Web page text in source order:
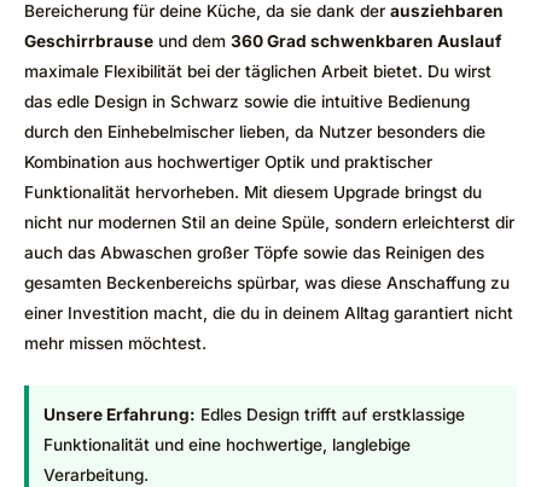
Bereicherung für deine Küche, da sie dank der ausziehbaren
Geschirrbrause und dem 360 Grad schwenkbaren Auslauf
maximale Flexibilität bei der täglichen Arbeit bietet. Du wirst
das edle Design in Schwarz sowie die intuitive Bedienung
durch den Einhebelmischer lieben, da Nutzer besonders die
Kombination aus hochwertiger Optik und praktischer
Funktionalität hervorheben. Mit diesem Upgrade bringst du
nicht nur modernen Stil an deine Spüle, sondern erleichterst dir
auch das Abwaschen großer Töpfe sowie das Reinigen des
gesamten Beckenbereichs spürbar, was diese Anschaffung zu
einer Investition macht, die du in deinem Alltag garantiert nicht
mehr missen möchtest.
Unsere Erfahrung: Edles Design trifft auf erstklassige
Funktionalität und eine hochwertige, langlebige
Verarbeitung.